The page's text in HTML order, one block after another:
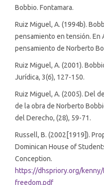
Bobbio. Fontamara.
Ruiz Miguel, A. (1994b).
pensamiento en tensión. En
pensamiento de Norberto
Ruiz Miguel, A. (2001).
Jurídica, 3(6), 127-150.
Ruiz Miguel, A. (2005). Del
de la obra de Norberto
del Derecho, (28), 59-71.
Russell, B. (2002[1919]).
Dominican House of
Conception.
https://dhspriory.org/
freedom.pdf